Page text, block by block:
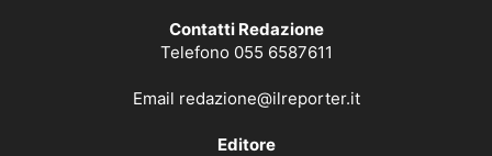
Contatti Redazione
Telefono 055 6587611
Email redazione@ilreporter.it
Editore